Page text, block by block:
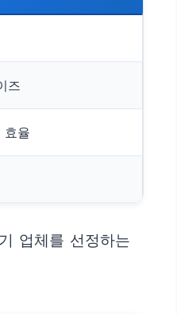
즈
효율
업체를 선정하는